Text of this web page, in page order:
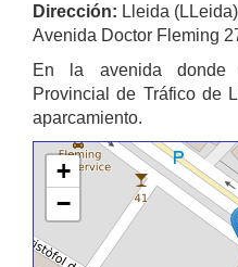
Dirección: Lleida (LLeida)
Avenida Doctor Fleming
En la avenida donde
Provincial de Tráfico de
aparcamiento.
+
−